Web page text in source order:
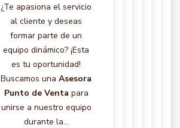
¿Te apasiona el servicio
al cliente y deseas
formar parte de un
equipo dinámico? ¡Esta
es tu oportunidad!
Buscamos una Asesora
Punto de Venta para
unirse a nuestro equipo
durante la...